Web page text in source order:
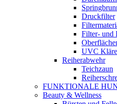
Druckfilter
Filter- und
UVC
Reiherabwehr
Teichzaun
FUNKTIONALE
Beauty & Wellness